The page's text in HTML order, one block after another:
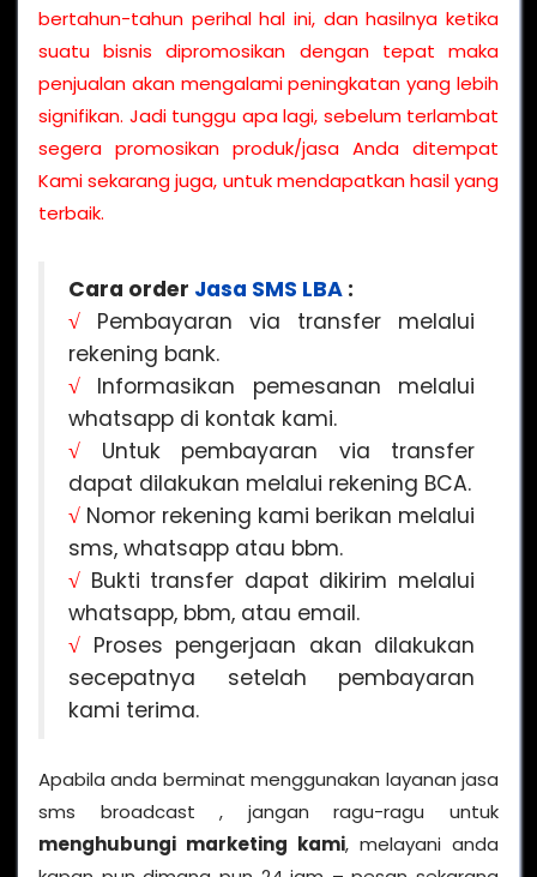
bertahun-tahun perihal hal ini, dan hasilnya ketika
suatu bisnis dipromosikan dengan tepat maka
penjualan akan mengalami peningkatan yang lebih
signifikan. Jadi tunggu apa lagi, sebelum terlambat
segera promosikan produk/jasa Anda ditempat
Kami sekarang juga, untuk mendapatkan hasil yang
terbaik.
Cara order Jasa SMS LBA :
√ Pembayaran via transfer melalui
rekening bank.
√ Informasikan pemesanan melalui
whatsapp di kontak kami.
√ Untuk pembayaran via transfer
dapat dilakukan melalui rekening BCA.
√ Nomor rekening kami berikan melalui
sms, whatsapp atau bbm.
√ Bukti transfer dapat dikirim melalui
whatsapp, bbm, atau email.
√ Proses pengerjaan akan dilakukan
secepatnya setelah pembayaran
kami terima.
Apabila anda berminat menggunakan layanan jasa
sms broadcast , jangan ragu-ragu untuk
menghubungi marketing kami, melayani anda